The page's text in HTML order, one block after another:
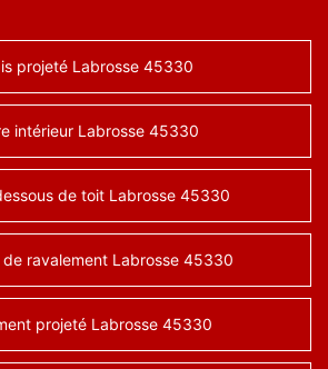
projeté Labrosse 45330
intérieur Labrosse 45330
de toit Labrosse 45330
de ravalement Labrosse 45330
projeté Labrosse 45330